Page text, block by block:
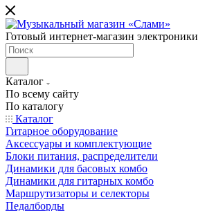
Готовый интернет-магазин электроники
Каталог
По всему сайту
По каталогу
Каталог
Гитарное оборудование
Аксессуары и комплектующие
Блоки питания, распределители
Динамики для басовых комбо
Динамики для гитарных комбо
Маршрутизаторы и селекторы
Педалборды